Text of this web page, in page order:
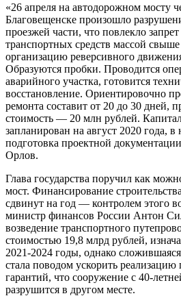
«26 апреля на автодорожном мосту
Благовещенске произошло
проезжей части, что повлекло
транспортных средств массой
организацию реверсивного
Образуются пробки. Проводится
аварийного участка, готовится
восстановление. Ориентировочно
ремонта составит от 20 до 30 дней,
стоимость — 20 млн рублей.
запланирован на август 2020 года, в
подготовка проектной
Орлов.
Глава государства поручил как
мост. Финансирование
сдвинут на год — контролем этого
министр финансов России Антон
возведение транспортного
стоимостью 19,8 млрд рублей,
2021-2024 годы, однако
стала поводом ускорить реализацию
гарантий, что сооружение с 40-
разрушится в другом месте.